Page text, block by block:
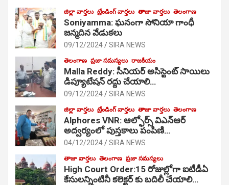
జిల్లా వార్తలు ట్రేండింగ్ వార్తలు తాజా వార్తలు తెలంగాణ
Soniyamma: ఘ‌నంగా సోనియా గాంధీ
జ‌న్మ‌దిన వేడుక‌లు
09/12/2024 SIRA NEWS
తెలంగాణ ప్రజా సమస్యలు రాజకీయం
Malla Reddy: సీనియర్ అసిస్టెంట్ సాయిలు
డిప్యూటేషన్ రద్దు చేయాలి…
09/12/2024 SIRA NEWS
జిల్లా వార్తలు ట్రేండింగ్ వార్తలు తాజా వార్తలు తెలంగాణ
Alphores VNR: ఆల్ఫోర్స్ విఎన్ఆర్
అద్వర్యంలో పుస్తకాలు పంపిణి…
04/12/2024 SIRA NEWS
తాజా వార్తలు తెలంగాణ ప్రజా సమస్యలు
High Court Order:15 రోజుల్లోగా ఐటీడీఏ
కేసులన్నింటినీ కలెక్టర్ కు బదిలీ చేయాలి…